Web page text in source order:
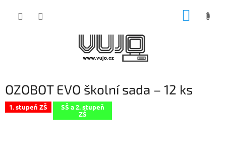
OZOBOT EVO školní sada – 12 ks
1. stupeň ZŠ
SŠ a 2. stupeň
ZŠ